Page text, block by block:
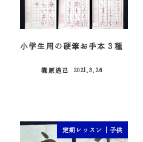
小学生用の硬筆お手本３種
篠原遙己
2021.3.26
定期レッスン｜子供